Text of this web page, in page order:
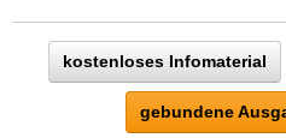
kostenloses Infomaterial
gebundene